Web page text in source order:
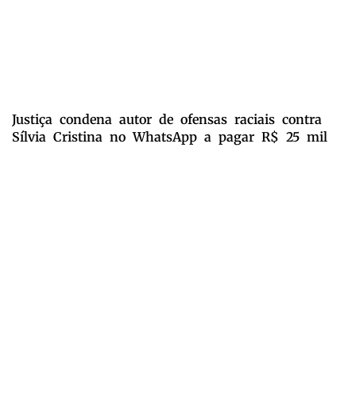
Justiça condena autor de ofensas raciais contra
Sílvia Cristina no WhatsApp a pagar R$ 25 mil